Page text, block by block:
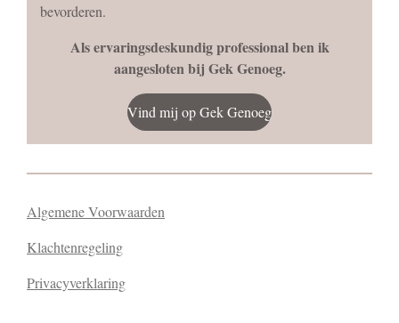
bevorderen.
Als ervaringsdeskundig professional ben ik
aangesloten bij Gek Genoeg.
Vind mij op Gek Genoeg
Algemene Voorwaarden
Klachtenregeling
Privacyverklaring